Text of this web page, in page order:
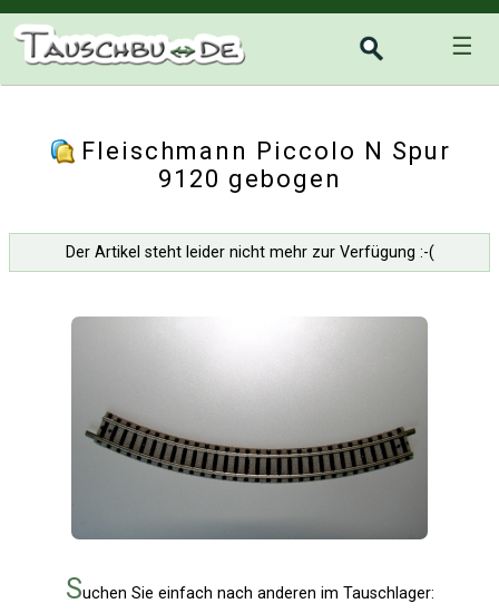
☰
Fleischmann Piccolo N Spur
9120 gebogen
Der Artikel steht leider nicht mehr zur Verfügung :-(
Suchen Sie einfach nach anderen im Tauschlager: